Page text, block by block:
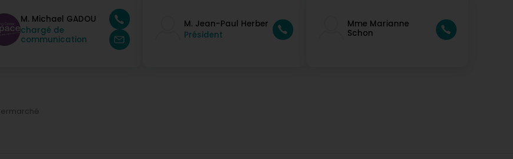
M. Michael GADOU
chargé de
communication
M. Jean-Paul Herber
Président
Mme Marianne
Schon